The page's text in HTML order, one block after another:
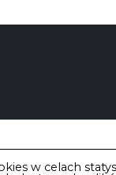
w celach